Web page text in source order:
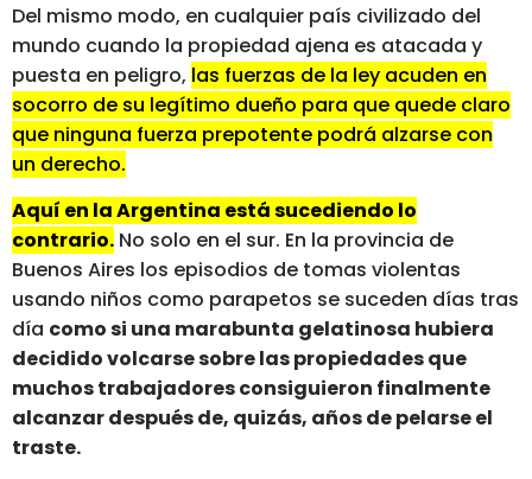
Del mismo modo, en cualquier país civilizado del
mundo cuando la propiedad ajena es atacada y
puesta en peligro, las fuerzas de la ley acuden en
socorro de su legítimo dueño para que quede claro
que ninguna fuerza prepotente podrá alzarse con
un derecho.
Aquí en la Argentina está sucediendo lo
contrario. No solo en el sur. En la provincia de
Buenos Aires los episodios de tomas violentas
usando niños como parapetos se suceden días tras
día como si una marabunta gelatinosa hubiera
decidido volcarse sobre las propiedades que
muchos trabajadores consiguieron finalmente
alcanzar después de, quizás, años de pelarse el
traste.